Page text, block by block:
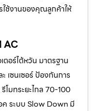
ใช้งานของคุณลูกค้าให้
AC
ตอร์ไต้หวัน มาตรฐาน
เซนเซอร์ ป้องกันการ
มทระยะไกล 70-100
ค ระบบ Slow Down มี